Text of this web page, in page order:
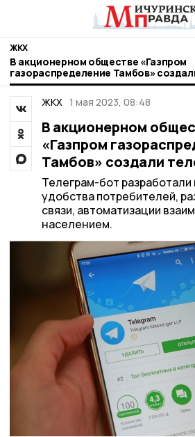
ЖКХ
В акционерном обществе «Газпром
газораспределение Тамбов»
телеграм-бот
ЖКХ 1 мая 2023, 08:48
В акционерном
«Газпром
Тамбов» создали
Телеграм-бот
удобства потребителей,
связи, автоматизации
населением.